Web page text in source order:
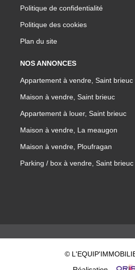
Politique de confidentialité
Politique des cookies
Plan du site
NOS ANNONCES
Appartement à vendre, Saint brieuc
Maison à vendre, Saint brieuc
Appartement à louer, Saint brieuc
Maison à vendre, La meaugon
Maison à vendre, Ploufragan
Parking / box à vendre, Saint brieuc
©